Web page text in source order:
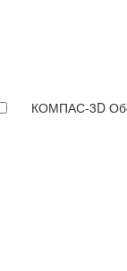
КОМПАС-3D